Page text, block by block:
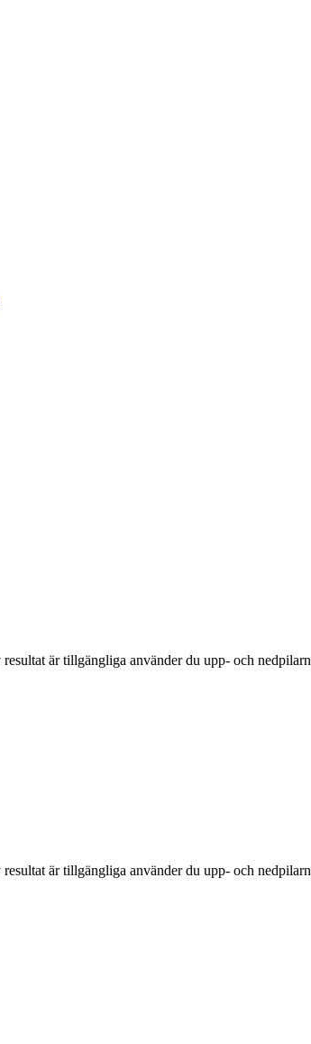
är tillgängliga använder du upp- och
är tillgängliga använder du upp- och